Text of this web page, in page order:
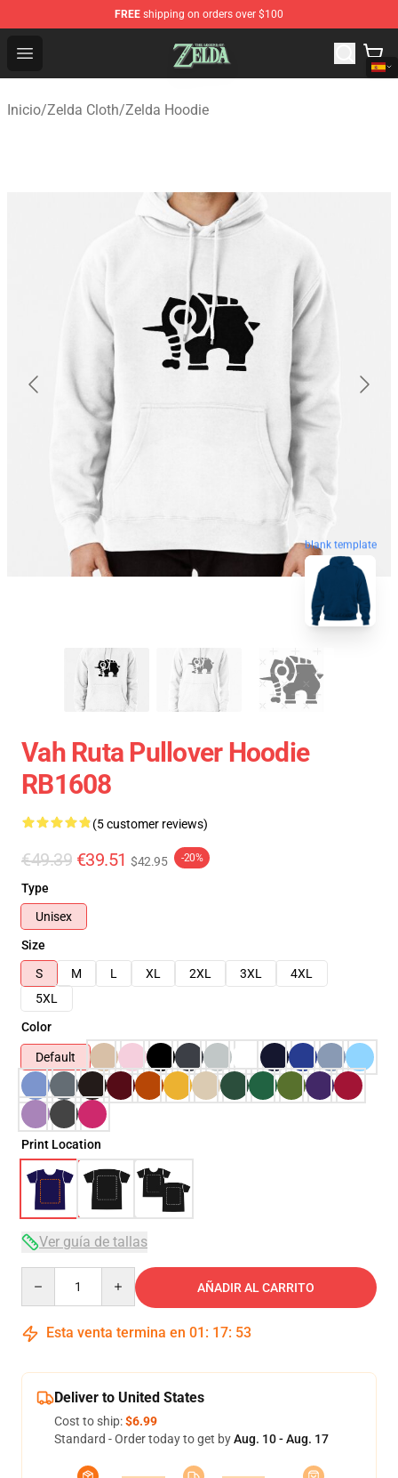
FREE shipping on orders over $100
Open menu
The Legend of Zelda Store - Official The Legend of
Inicio/Zelda Cloth/Zelda Hoodie
blank template
Vah Ruta Pullover Hoodie
RB1608
(5 customer reviews)
€49.39 €39.51 $42.95 -20%
Type
Unisex
Size
S
M L XL 2XL 3XL
4XL
5XL
Color
Default
Print Location
Ver guía de tallas
AÑADIR AL CARRITO
Esta venta termina en 01 : 17: 53
Deliver to United States
Cost to ship:$6.99
Standard - Order today to get byAug. 10 - Aug. 17